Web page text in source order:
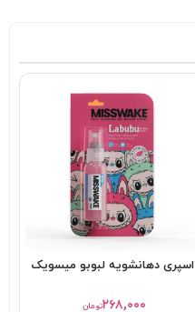
اسپری دهانشویه لبوبو میسویک
تومان۲۶۸,۰۰۰